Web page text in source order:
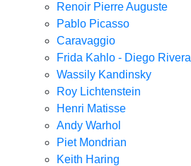
Renoir Pierre Auguste
Pablo Picasso
Caravaggio
Frida Kahlo - Diego Rivera
Wassily Kandinsky
Roy Lichtenstein
Henri Matisse
Andy Warhol
Piet Mondrian
Keith Haring